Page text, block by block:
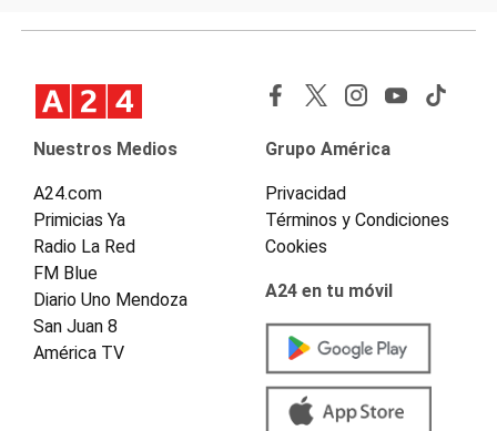
Nuestros Medios
A24.com
Primicias Ya
Radio La Red
FM Blue
Diario Uno Mendoza
San Juan 8
América TV
Grupo América
Privacidad
Términos y Condiciones
Cookies
A24 en tu móvil